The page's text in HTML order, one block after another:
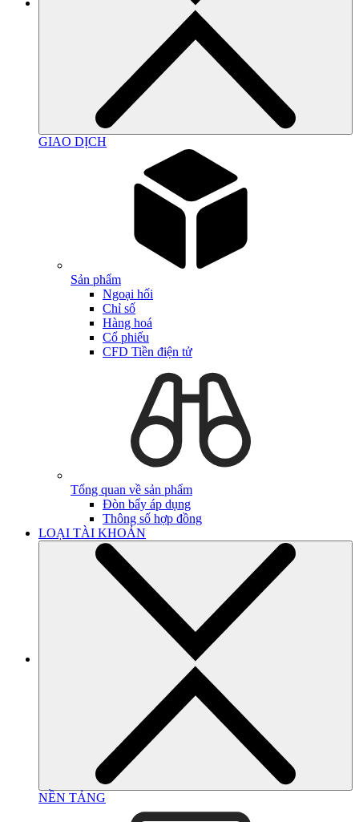
GIAO DỊCH
Sản phẩm
Ngoại hối
Chỉ số
Hàng hoá
Cổ phiếu
CFD Tiền điện tử
Tổng quan về sản phẩm
Đòn bẩy áp dụng
Thông số hợp đồng
LOẠI TÀI KHOẢN
NỀN TẢNG